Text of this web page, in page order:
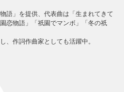
語」を提供、代表曲は「生まれてきて
恋物語」「祇園でマンボ」「冬の祇
、作詞作曲家としても活躍中。